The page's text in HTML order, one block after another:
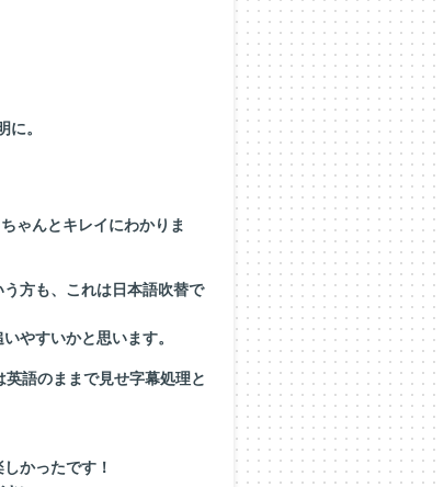
。
ゃんとキレイにわかりま
方も、これは日本語吹替で
やすいかと思います。
語のままで見せ字幕処理と
かったです！